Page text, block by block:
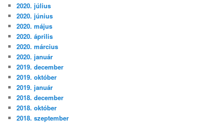
2020. július
2020. június
2020. május
2020. április
2020. március
2020. január
2019. december
2019. október
2019. január
2018. december
2018. október
2018. szeptember